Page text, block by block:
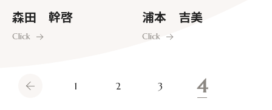
森田 幹啓
Click
浦本 吉美
Click
1 2 3 4